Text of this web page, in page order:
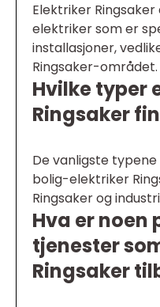
Elektriker
elektriker som er
installasjoner,
Ringsaker-området.
Hvilke typer
Ringsaker
De vanligste
bolig-elektriker
Ringsaker og
Hva er
tjenester
Ringsaker